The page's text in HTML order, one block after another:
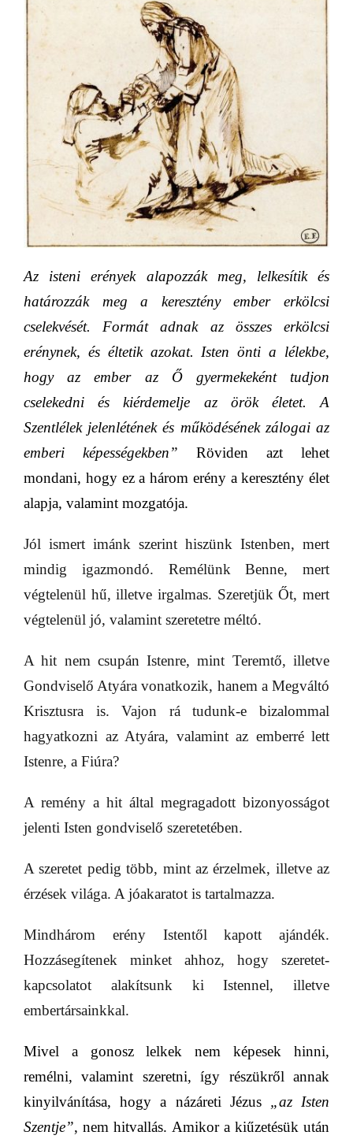
Az isteni erények alapozzák meg, lelkesítik és
határozzák meg a keresztény ember erkölcsi
cselekvését. Formát adnak az összes erkölcsi
erénynek, és éltetik azokat. Isten önti a lélekbe,
hogy az ember az Ő gyermekeként tudjon
cselekedni és kiérdemelje az örök életet. A
Szentlélek jelenlétének és működésének zálogai az
emberi képességekben” Röviden azt lehet
mondani, hogy ez a három erény a keresztény élet
alapja, valamint mozgatója.
Jól ismert imánk szerint hiszünk Istenben, mert
mindig igazmondó. Remélünk Benne, mert
végtelenül hű, illetve irgalmas. Szeretjük Őt, mert
végtelenül jó, valamint szeretetre méltó.
A hit nem csupán Istenre, mint Teremtő, illetve
Gondviselő Atyára vonatkozik, hanem a Megváltó
Krisztusra is. Vajon rá tudunk-e bizalommal
hagyatkozni az Atyára, valamint az emberré lett
Istenre, a Fiúra?
A remény a hit által megragadott bizonyosságot
jelenti Isten gondviselő szeretetében.
A szeretet pedig több, mint az érzelmek, illetve az
érzések világa. A jóakaratot is tartalmazza.
Mindhárom erény Istentől kapott ajándék.
Hozzásegítenek minket ahhoz, hogy szeretet-
kapcsolatot alakítsunk ki Istennel, illetve
embertársainkkal.
Mivel a gonosz lelkek nem képesek hinni,
remélni, valamint szeretni, így részükről annak
kinyilvánítása, hogy a názáreti Jézus „az Isten
Szentje”, nem hitvallás. Amikor a kiűzetésük után